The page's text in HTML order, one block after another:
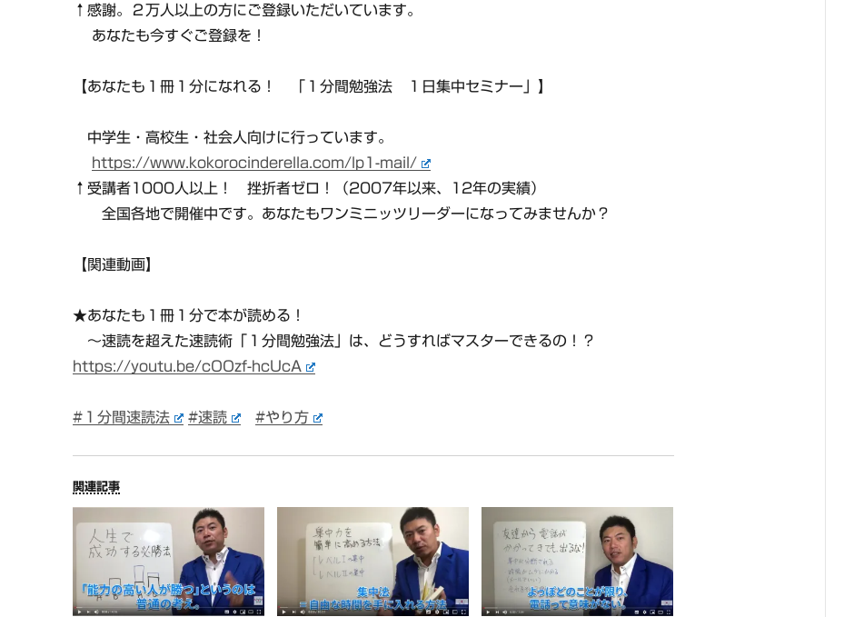
↑感謝。２万人以上の方にご登録いただいています。
あなたも今すぐご登録を！
【あなたも１冊１分になれる！ 「１分間勉強法 １日集中セミナー」】
中学生・高校生・社会人向けに行っています。
https://www.kokorocinderella.com/lp1-mail/
↑受講者1000人以上！ 挫折者ゼロ！（2007年以来、12年の実績）
全国各地で開催中です。あなたもワンミニッツリーダーになってみませんか？
【関連動画】
★あなたも１冊１分で本が読める！
〜速読を超えた速読術「１分間勉強法」は、どうすればマスターできるの！？
https://youtu.be/cOOzf-hcUcA
#１分間速読法 #速読 #やり方
関連記事